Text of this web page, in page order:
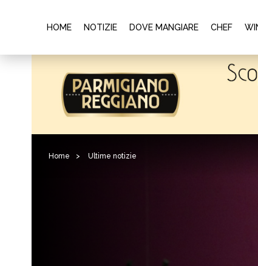
HOME NOTIZIE DOVE MANGIARE CHEF
Home > Ultime notizie